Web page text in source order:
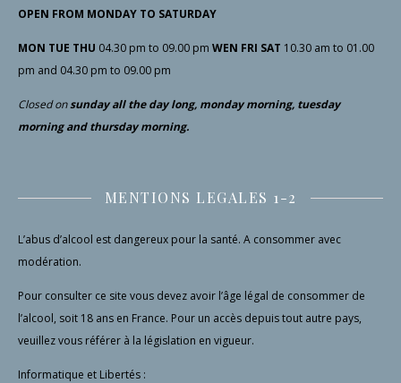
OPEN FROM MONDAY TO SATURDAY
MON TUE THU 04.30 pm to 09.00 pm WEN FRI SAT 10.30 am to 01.00
pm and 04.30 pm to 09.00 pm
Closedonsunday all the day long, monday morning, tuesday
morning and thursday morning.
MENTIONS LEGALES 1-2
L’abus d’alcool est dangereux pour la santé. A consommer avec
modération.
Pour consulter ce site vous devez avoir l’âge légal de consommer de
l’alcool, soit 18 ans en France. Pour un accès depuis tout autre pays,
veuillez vous référer à la législation en vigueur.
Informatique et Libertés :